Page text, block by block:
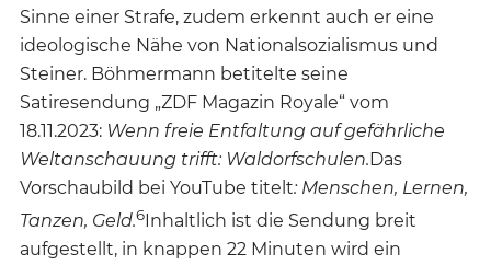
Sinne einer Strafe, zudem erkennt auch er eine
ideologische Nähe von Nationalsozialismus und
Steiner. Böhmermann betitelte seine
Satiresendung „ZDF Magazin Royale“ vom
18.11.2023: Wenn freie Entfaltung auf gefährliche
Weltanschauung trifft: Waldorfschulen.Das
Vorschaubild bei YouTube titelt: Menschen, Lernen,
Tanzen, Geld.6Inhaltlich ist die Sendung breit
aufgestellt, in knappen 22 Minuten wird ein